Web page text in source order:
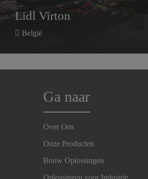
Lidl Virton
België
Ga naar
Over Ons
Onze Producten
Bouw Oplossingen